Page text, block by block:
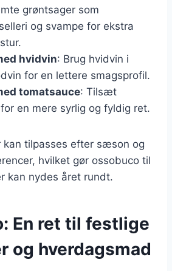
grøntsager som
og svampe for ekstra
hvidvin: Brug hvidvin i
for en lettere smagsprofil.
tomatsauce: Tilsæt
en mere syrlig og fyldig ret.
kan tilpasses efter sæson og
hvilket gør ossobuco til
kan nydes året rundt.
En ret til festlige
og hverdagsmad